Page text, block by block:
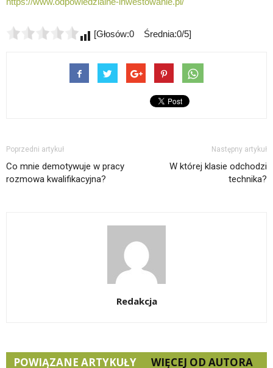
[Głosów:0 Średnia:0/5]
Poprzedni artykuł
Co mnie demotywuje w pracy
rozmowa kwalifikacyjna?
Następny artykuł
W której klasie odchodzi
technika?
Redakcja
POWIĄZANE ARTYKUŁY WIĘCEJ OD AUTORA